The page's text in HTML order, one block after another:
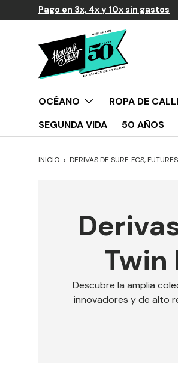
Ir al contenido
Pago en 3x, 4x y 10x sin gastos
OCÉANO ROPA DE
SEGUNDA VIDA
50 AÑOS
INICIO › DERIVAS DE SURF: FCS,
Twin
Descubre la amplia
innovadores y de alto